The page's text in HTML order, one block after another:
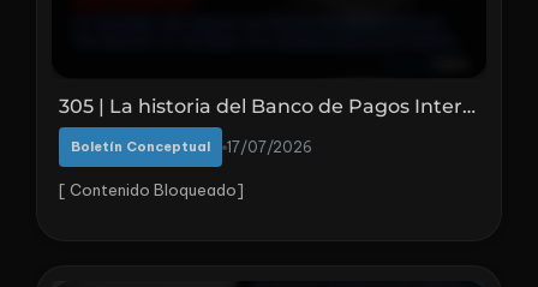
305 | La historia del Banco de Pagos Internacionales
Boletín Conceptual 17/07/2026
[ Contenido Bloqueado]